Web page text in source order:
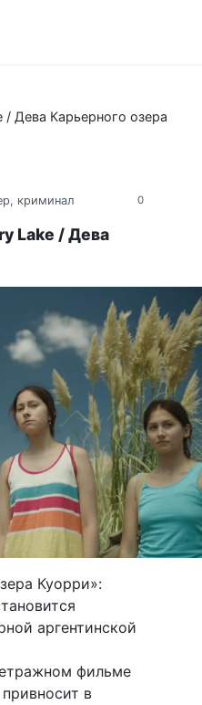
/ Дева Карьерного озера
0
криминал
Lake / Дева
Куорри»:
аргентинской
фильме
в